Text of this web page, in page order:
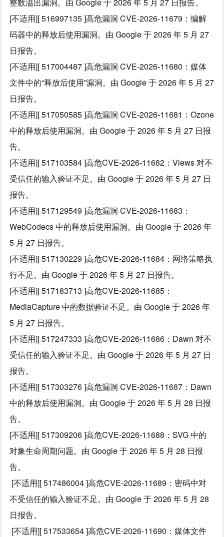
[不适用][ 516997135 ]高危漏洞 CVE-2026-11679：编解
码器中的释放后使用漏洞。由 Google 于 2026 年 5 月 27
日报告。
[不适用][ 517004487 ]高危漏洞 CVE-2026-11680：媒体
文件中的“释放后使用”漏洞。由 Google 于 2026 年 5 月 27
日报告。
[不适用][ 517050585 ]高危漏洞 CVE-2026-11681：Ozone
中的释放后使用漏洞。由 Google 于 2026 年 5 月 27 日报
告。
[不适用][ 517103584 ]高危CVE-2026-11682：Views 对不
受信任的输入验证不足。由 Google 于 2026 年 5 月 27 日
报告。
[不适用][ 517129549 ]高危漏洞 CVE-2026-11683：
WebCodecs 中的释放后使用漏洞。由 Google 于 2026 年
5 月 27 日报告。
[不适用][ 517130229 ]高危CVE-2026-11684：网络策略执
行不足。由 Google 于 2026 年 5 月 27 日报告。
[不适用][ 517183713 ]高危CVE-2026-11685：
MediaCapture 中的数据验证不足。由 Google 于 2026 年
5 月 27 日报告。
[不适用][ 517247333 ]高危CVE-2026-11686：Dawn 对不
受信任的输入验证不足。由 Google 于 2026 年 5 月 27 日
报告。
[不适用][ 517303276 ]高危漏洞 CVE-2026-11687：Dawn
中的释放后使用漏洞。由 Google 于 2026 年 5 月 28 日报
告。
[不适用][ 517309206 ]高危CVE-2026-11688：SVG 中的
对象生命周期问题。由 Google 于 2026 年 5 月 28 日报
告。
[不适用][ 517486004 ]高危CVE-2026-11689：密码中对
不受信任的输入验证不足。由 Google 于 2026 年 5 月 28
日报告。
[不适用][ 517533654 ]高危CVE-2026-11690：媒体文件